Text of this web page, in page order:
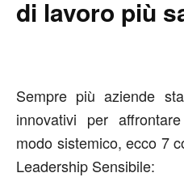
di lavoro più
Sempre più aziende
innovativi per
modo sistemico, ecco 7
Leadership Sensibile: